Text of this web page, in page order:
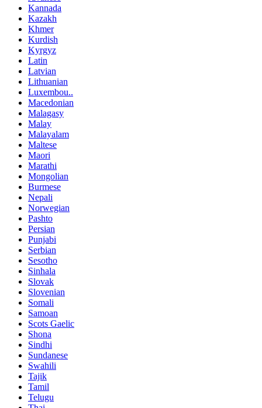
Kannada
Kazakh
Khmer
Kurdish
Kyrgyz
Latin
Latvian
Lithuanian
Luxembou..
Macedonian
Malagasy
Malay
Malayalam
Maltese
Maori
Marathi
Mongolian
Burmese
Nepali
Norwegian
Pashto
Persian
Punjabi
Serbian
Sesotho
Sinhala
Slovak
Slovenian
Somali
Samoan
Scots Gaelic
Shona
Sindhi
Sundanese
Swahili
Tajik
Tamil
Telugu